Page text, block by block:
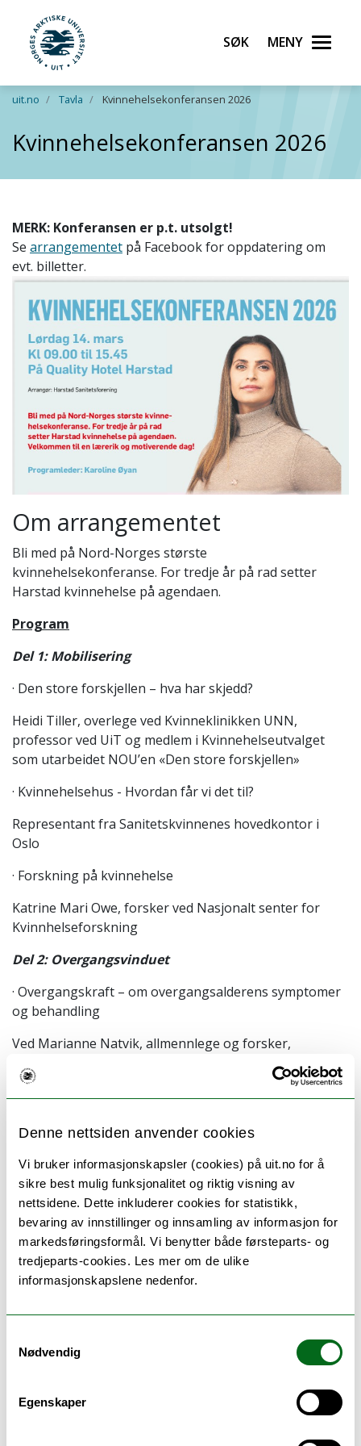
Denne nettsiden anvender cookies
Vi bruker informasjonskapsler (cookies) på uit.no for å
sikre best mulig funksjonalitet og riktig visning av
nettsidene. Dette inkluderer cookies for statistikk,
bevaring av innstillinger og innsamling av informasjon for
markedsføringsformål. Vi benytter både førsteparts- og
tredjeparts-cookies. Les mer om de ulike
informasjonskapslene nedenfor.
Nødvendig
Egenskaper
Gå til hovedinnhold
UiT Norges arktiske universitet
Søk Meny
uit.no Tavla Kvinnehelsekonferansen 2026
Kvinnehelsekonferansen 2026
MERK: Konferansen er p.t. utsolgt!
Se arrangementet på Facebook for oppdatering om
evt. billetter.
Om arrangementet
Bli med på Nord-Norges største
kvinnehelsekonferanse. For tredje år på rad setter
Harstad kvinnehelse på agendaen.
Program
Del 1: Mobilisering
· Den store forskjellen – hva har skjedd?
Heidi Tiller, overlege ved Kvinneklinikken UNN,
professor ved UiT og medlem i Kvinnehelseutvalget
som utarbeidet NOU’en «Den store forskjellen»
· Kvinnehelsehus - Hvordan får vi det til?
Representant fra Sanitetskvinnenes hovedkontor i
Oslo
· Forskning på kvinnehelse
Katrine Mari Owe, forsker ved Nasjonalt senter for
Kvinnhelseforskning
Del 2: Overgangsvinduet
· Overgangskraft – om overgangsalderens symptomer
og behandling
Ved Marianne Natvik, allmennlege og forsker,
Universitetet i Oslo
· Hjernen og overgangsalder
Ved Marta M. Gorecka, førsteamanuensis og
Del 3: Underverker
· Underliv som verker - Om langvarige underlivssmerter
hos menn og kvinner
Heidi Tiller, overlege ved Kvinneklinikken UNN og
professor ved UiT
· Tre personlige historier – og en banebrytende nyhet
Del 4: Styrkeløft